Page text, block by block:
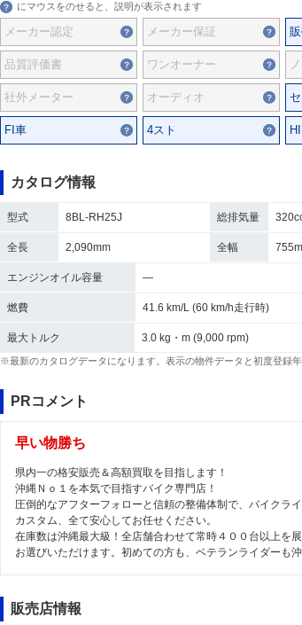
にマウスをのせると、説明が表示されます
メーカー認定 メーカー保証
品質評価書 ワンオーナー
社外メーター オーディオ
FI車 4スト
カタログ情報
型式 8BL-RH25J 総排気量
全長 2,090mm 全幅
エンジンオイル容量 ―
燃費 41.6 km/L (60 km/h走行時)
最大トルク 3.0 kg・m (9,000 rpm)
※最新のカタログデータになります。表示の物件データと初度登録
PRコメント
早い物勝ち
県内一の格安販売＆高額買取を目指します！
沖縄Ｎｏ１を本気で目指すバイク専門店！
圧倒的なアフターフォローと信頼の整備体制で、バイクラ
カスタム、全て安心してお任せください。
在庫数は沖縄最大級！全店舗合わせて常時４００台以上を
お選びいただけます。初めての方も、ベテランライダーも
販売店情報